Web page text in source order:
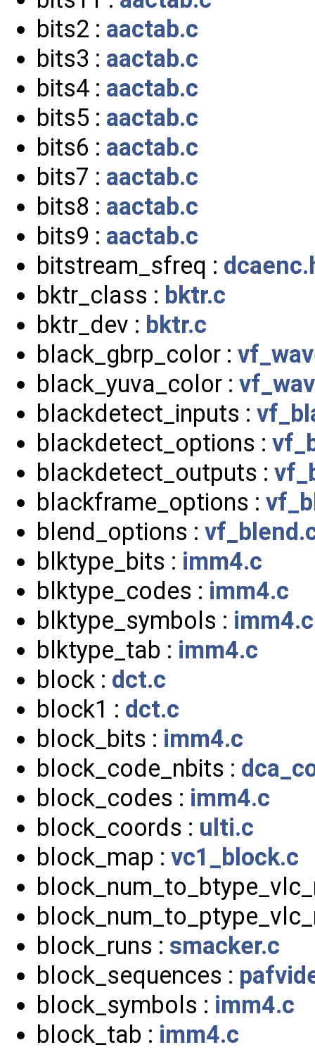
bits2 : aactab.c
bits3 : aactab.c
bits4 : aactab.c
bits5 : aactab.c
bits6 : aactab.c
bits7 : aactab.c
bits8 : aactab.c
bits9 : aactab.c
bitstream_sfreq :
bktr_class : bktr.c
bktr_dev : bktr.c
black_gbrp_color :
black_yuva_color :
blackdetect_inputs :
blackdetect_options :
blackdetect_outputs :
blackframe_options :
blend_options :
blktype_bits : imm4.c
blktype_codes : imm4.c
blktype_symbols : imm4.c
blktype_tab : imm4.c
block : dct.c
block1 : dct.c
block_bits : imm4.c
block_code_nbits :
block_codes : imm4.c
block_coords : ulti.c
block_map : vc1_block.c
block_runs : smacker.c
block_sequences :
block_symbols : imm4.c
block_tab : imm4.c